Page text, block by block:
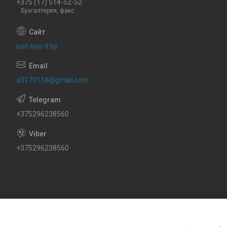
+375 (17) 514-52-52
Бухгалтерия, факс
just-buy-it.by
a3179118@gmail.com
+375296238560
+375296238560